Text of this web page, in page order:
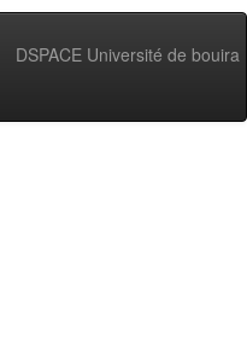
DSPACE Université de bouira